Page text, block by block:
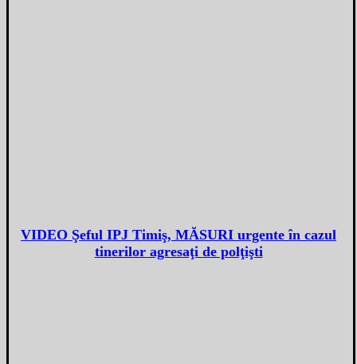
VIDEO Şeful IPJ Timiş, MĂSURI urgente în cazul
tinerilor agresaţi de polţişti